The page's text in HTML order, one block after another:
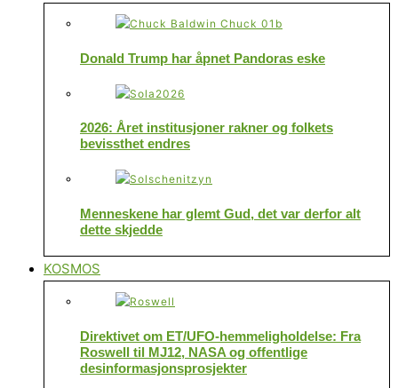
Donald Trump har åpnet Pandoras eske
2026: Året institusjoner rakner og folkets
bevissthet endres
Menneskene har glemt Gud, det var derfor alt
dette skjedde
KOSMOS
Direktivet om ET/UFO-hemmeligholdelse: Fra
Roswell til MJ12, NASA og offentlige
desinformasjonsprosjekter